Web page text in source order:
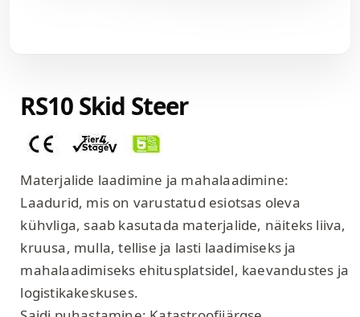
RS10 Skid Steer
Materjalide laadimine ja mahalaadimine:
Laadurid, mis on varustatud esiotsas oleva
kühvliga, saab kasutada materjalide, näiteks liiva,
kruusa, mulla, tellise ja lasti laadimiseks ja
mahalaadimiseks ehitusplatsidel, kaevandustes ja
logistikakeskuses.